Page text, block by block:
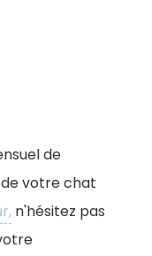
de
votre chat
n'hésitez pas